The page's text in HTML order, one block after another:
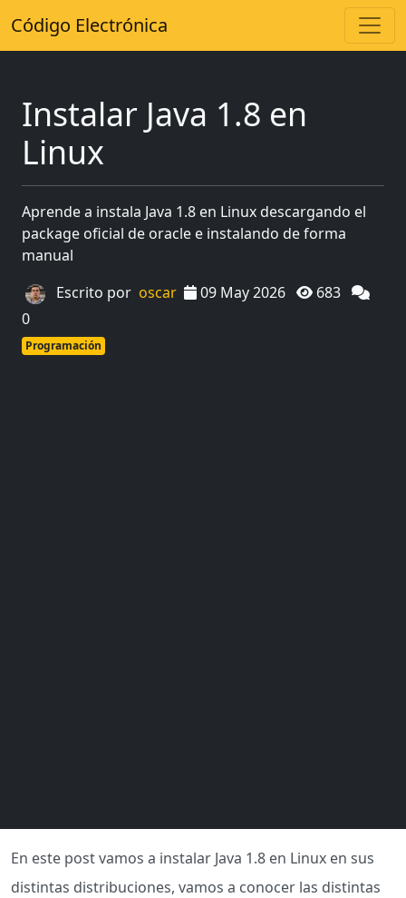
Código Electrónica
Instalar Java 1.8 en
Linux
Aprende a instala Java 1.8 en Linux descargando el
package oficial de oracle e instalando de forma
manual
Escrito por oscar 09 May 2026
683
0
Programación
En este post vamos a instalar Java 1.8 en Linux en sus
distintas distribuciones, vamos a conocer las distintas